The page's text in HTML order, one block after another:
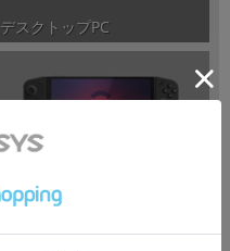
デスクトップPC
ポータブルゲーミングPC